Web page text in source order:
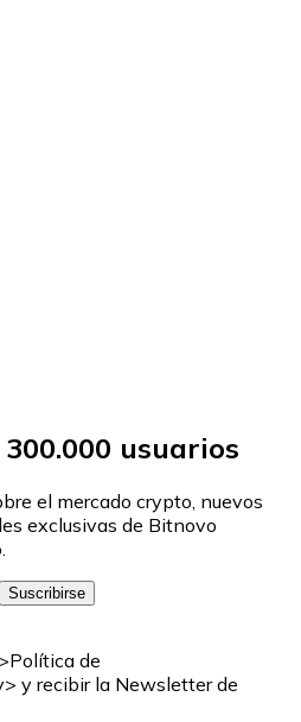
usuarios
el mercado crypto, nuevos
exclusivas de Bitnovo
Suscribirse
de
y recibir la Newsletter de